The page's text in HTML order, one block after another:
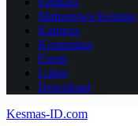
Mahasiswa Kesmas
Kampus
Komunitas
Event
Loker
Download
Kesmas-ID.com